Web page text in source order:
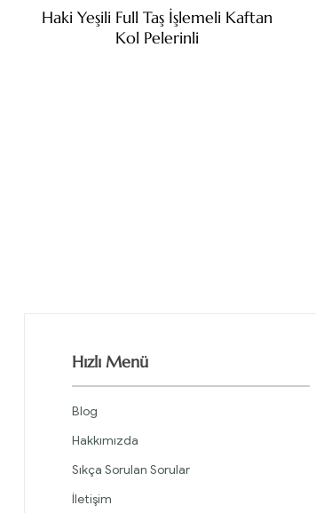
Haki Yeşili Full Taş İşlemeli Kaftan
Kol Pelerinli
Hızlı Menü
Blog
Hakkımızda
Sıkça Sorulan Sorular
İletişim